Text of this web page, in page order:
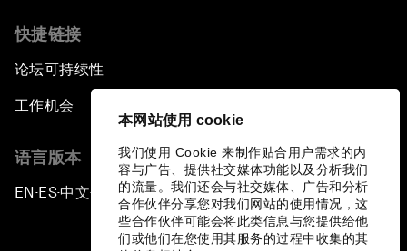
本网站使用 cookie
我们使用 Cookie 来制作贴合用户需求的内
容与广告、提供社交媒体功能以及分析我们
的流量。我们还会与社交媒体、广告和分析
合作伙伴分享您对我们网站的使用情况，这
些合作伙伴可能会将此类信息与您提供给他
们或他们在您使用其服务的过程中收集的其
快捷链接
论坛可持续性
工作机会
语言版本
EN ▪ ES▪中文▪ 日本語